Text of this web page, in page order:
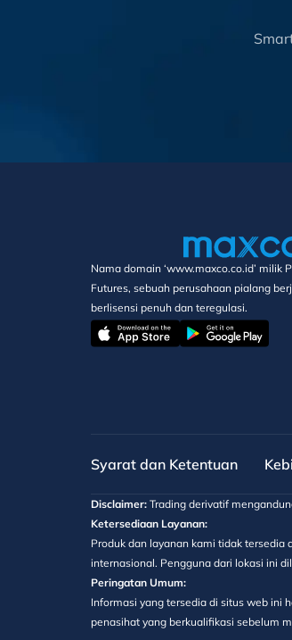
Nama domain ‘www.maxco.co.id’ milik
Futures, sebuah perusahaan pialang
berlisensi penuh dan teregulasi.
Syarat dan Ketentuan
Disclaimer: Trading derivatif
Ketersediaan Layanan:
Produk dan layanan kami tidak tersedia
internasional. Pengguna dari lokasi ini
Peringatan Umum:
Informasi yang tersedia di situs web ini
penasihat yang berkualifikasi sebelum